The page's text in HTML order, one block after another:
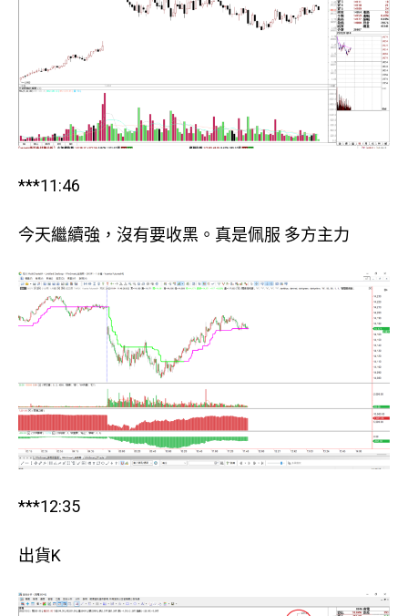
***11:46
今天繼續強，沒有要收黑。真是佩服 多方主力
***12:35
出貨K